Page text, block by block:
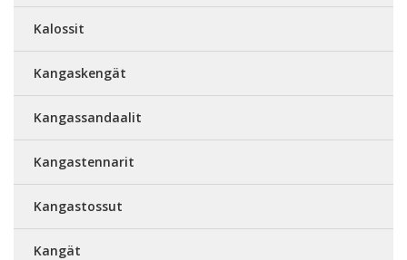
Kalossit
Kangaskengät
Kangassandaalit
Kangastennarit
Kangastossut
Kangät